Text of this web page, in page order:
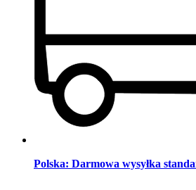
Polska: Darmowa wysyłka